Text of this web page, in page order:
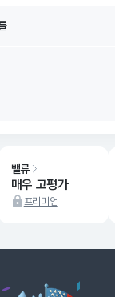
밸류
매우 고평가
프리미엄